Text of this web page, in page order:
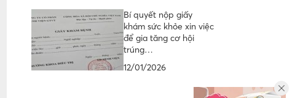
Bí quyết nộp giấy
khám sức khỏe xin việc
để gia tăng cơ hội
trúng…
12/01/2026